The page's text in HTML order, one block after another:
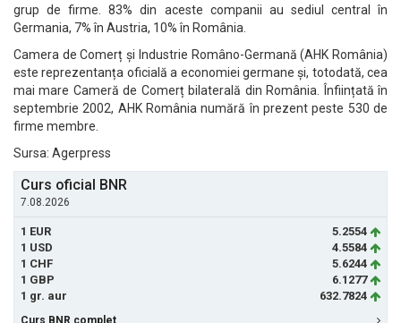
grup de firme. 83% din aceste companii au sediul central în
Germania, 7% în Austria, 10% în România.
Camera de Comerț și Industrie Româno-Germană (AHK România)
este reprezentanța oficială a economiei germane și, totodată, cea
mai mare Cameră de Comerț bilaterală din România. Înființată în
septembrie 2002, AHK România numără în prezent peste 530 de
firme membre.
Sursa: Agerpress
Curs oficial BNR
7.08.2026
1 EUR
5.2554
1 USD
4.5584
1 CHF
5.6244
1 GBP
6.1277
1 gr. aur
632.7824
Curs BNR complet